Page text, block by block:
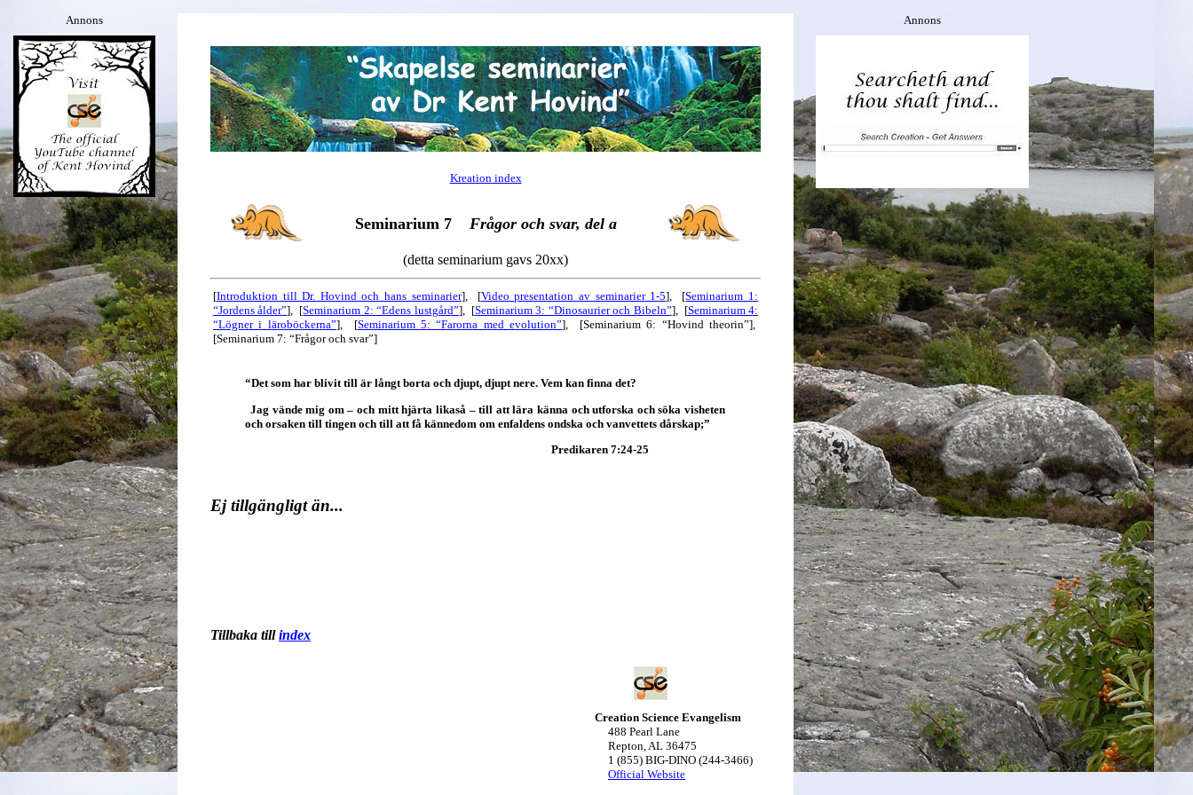
Annons
Kreation index
Seminarium 7Frågor och svar, del a
(detta seminarium gavs 20xx)
[Introduktion till Dr. Hovind och hans seminarier], [Video presentation av seminarier 1-5], [Seminarium 1:
“Jordens ålder”], [Seminarium 2: “Edens lustgård”], [Seminarium 3: “Dinosaurier och Bibeln”], [Seminarium 4:
“Lögner i läroböckerna”], [Seminarium 5: “Farorna med evolution”], [Seminarium 6: “Hovind theorin”],
[Seminarium 7: “Frågor och svar”]
“Det som har blivit till är långt borta och djupt, djupt nere. Vem kan finna det?
Jag vände mig om – och mitt hjärta likaså – till att lära känna och utforska och söka visheten
och orsaken till tingen och till att få kännedom om enfaldens ondska och vanvettets dårskap;”
Predikaren 7:24-25
Ej tillgängligt än...
Tillbaka tillindex
Creation Science Evangelism
488 Pearl Lane
Repton, AL 36475
1 (855) BIG-DINO (244-3466)
Official Website
Annons